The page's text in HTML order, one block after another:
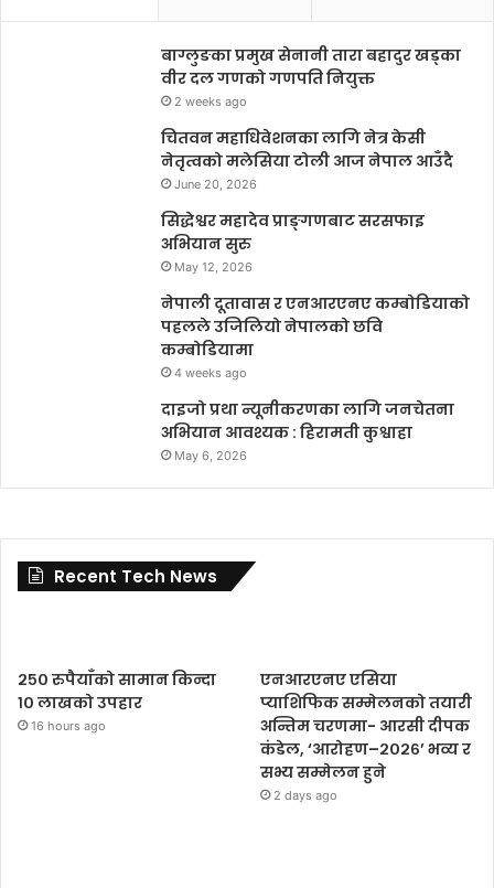
बाग्लुङका प्रमुख सेनानी तारा बहादुर खड्का
वीर दल गणको गणपति नियुक्त
2 weeks ago
चितवन महाधिवेशनका लागि नेत्र केसी
नेतृत्वको मलेसिया टोली आज नेपाल आउँदै
June 20, 2026
सिद्धेश्वर महादेव प्राङ्गणबाट सरसफाइ
अभियान सुरु
May 12, 2026
नेपाली दूतावास र एनआरएनए कम्बोडियाको
पहलले उजिलियो नेपालको छवि
कम्बोडियामा
4 weeks ago
दाइजो प्रथा न्यूनीकरणका लागि जनचेतना
अभियान आवश्यक : हिरामती कुश्वाहा
May 6, 2026
Recent Tech News
२५० रुपैयाँको सामान किन्दा
१० लाखको उपहार
16 hours ago
एनआरएनए एसिया
प्याशिफिक सम्मेलनको तयारी
अन्तिम चरणमा- आरसी दीपक
कंडेल, ‘आरोहण–२०२६’ भव्य र
सभ्य सम्मेलन हुने
2 days ago